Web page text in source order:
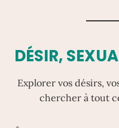
DÉSIR,
Explorer vos désirs,
chercher à tout